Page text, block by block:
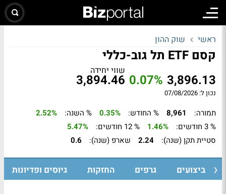
ראשי שוק ההון
קסם ETF תל גוב-כללי
3,896.13
0.07%
שווי יחידה
3,894.46
נכון ל: 07/08/2026
תמורה: 8,961 % החודש: 0.35% % השנה:
2.52%
% 3 חודשים:
1.46% % 12 חודשים:
5.47%
סטיית תקן (שנה):
2.24 שארפ (שנה): 0.6
ביצועים גרפים החזקות גיוסים ופדיונות